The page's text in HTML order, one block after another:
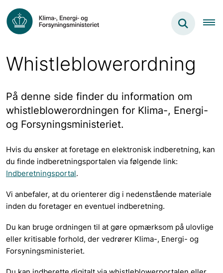
Whistleblowerordning
På denne side finder du information om
whistleblowerordningen for Klima-, Energi-
og Forsyningsministeriet.
Hvis du ønsker at foretage en elektronisk indberetning, kan
du finde indberetningsportalen via følgende link:
Indberetningsportal.
Vi anbefaler, at du orienterer dig i nedenstående materiale
inden du foretager en eventuel indberetning.
Du kan bruge ordningen til at gøre opmærksom på ulovlige
eller kritisable forhold, der vedrører Klima-, Energi- og
Forsyningsministeriet.